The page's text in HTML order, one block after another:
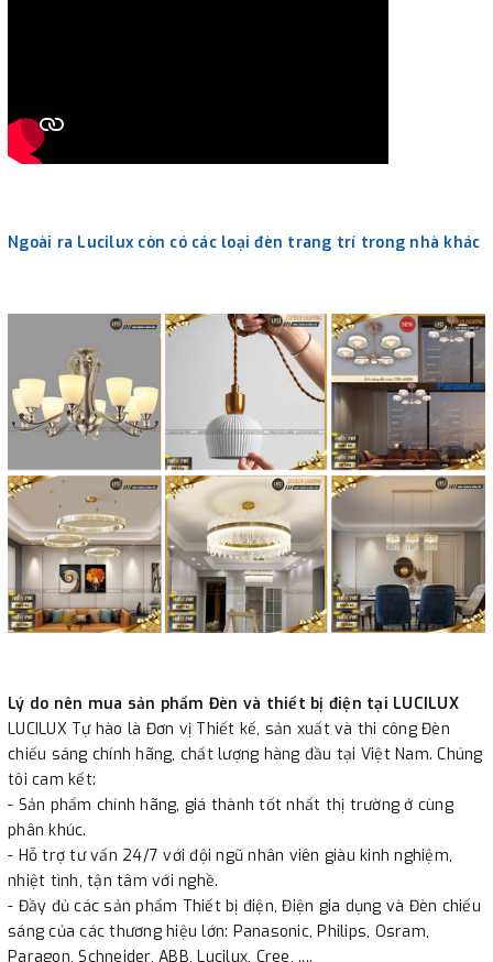
Ngoài ra Lucilux còn có các loại đèn trang trí trong nhà khác
Lý do nên mua sản phẩm Đèn và thiết bị điện tại LUCILUX
LUCILUX Tự hào là Đơn vị Thiết kế, sản xuất và thi công Đèn
chiếu sáng chính hãng, chất lượng hàng đầu tại Việt Nam. Chúng
tôi cam kết:
- Sản phẩm chính hãng, giá thành tốt nhất thị trường ở cùng
phân khúc.
- Hỗ trợ tư vấn 24/7 với đội ngũ nhân viên giàu kinh nghiệm,
nhiệt tình, tận tâm với nghề.
- Đầy đủ các sản phẩm Thiết bị điện, Điện gia dụng và Đèn chiếu
sáng của các thương hiệu lớn: Panasonic, Philips, Osram,
Paragon, Schneider, ABB, Lucilux, Cree, ....